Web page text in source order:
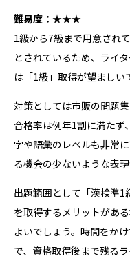
難易度：★★★
1級から7級まで用意され
とされているため、ライ
は「1級」取得が望ましい
対策としては市販の問題
合格率は例年1割に満たず
字や語彙のレベルも非常
る機会の少ないような表
出題範囲として「漢検準
を取得するメリットがあ
よいでしょう。時間をか
で、資格取得後まで残る